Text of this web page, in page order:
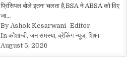
प्रिंसिपल बोले इतना चलता है,BSA ने ABSA को दिए
जा…
By Ashok Kesarwani- Editor
In कौशाम्बी, जन समस्या, ब्रेकिंग न्यूज़, शिक्षा
August 5, 2026